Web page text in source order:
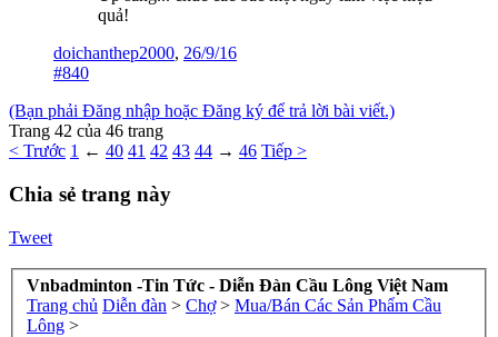
quả!
doichanthep2000, 26/9/16
#840
(Bạn phải Đăng nhập hoặc Đăng ký để trả lời bài viết.)
Trang 42 của 46 trang
< Trước 1 ← 40 41 42 43 44 → 46 Tiếp >
Chia sẻ trang này
Tweet
Vnbadminton -Tin Tức - Diễn Đàn Cầu Lông Việt Nam
Trang chủ Diễn đàn > Chợ > Mua/Bán Các Sản Phẩm Cầu
Lông >